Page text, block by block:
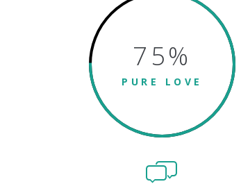
75%
PURE LOVE